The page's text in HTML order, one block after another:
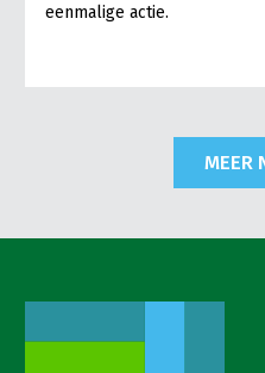
eenmalige actie.
MEER